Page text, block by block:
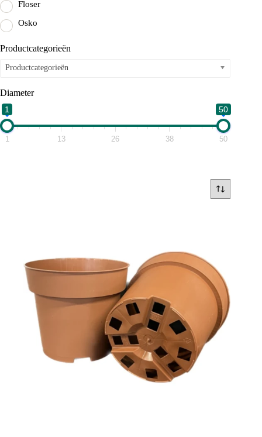
Floser
Osko
Productcategorieën
Productcategorieën
Diameter
1 50
1 13 26 38 50